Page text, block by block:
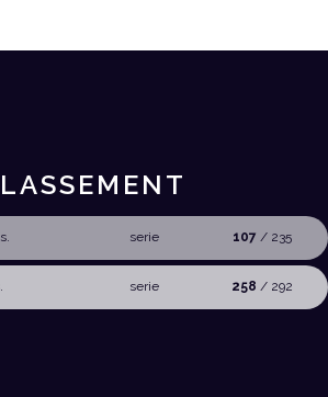
serie 107 / 235
serie 258 / 292